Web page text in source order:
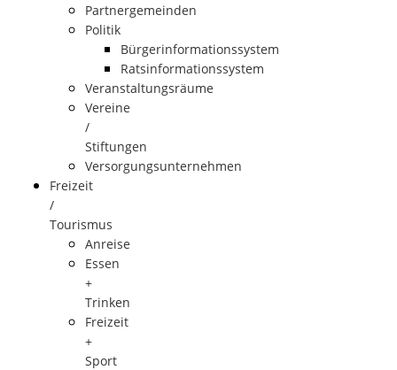
Partnergemeinden
Politik
Bürgerinformationssystem
Ratsinformationssystem
Veranstaltungsräume
Vereine
/
Stiftungen
Versorgungsunternehmen
Freizeit
/
Tourismus
Anreise
Essen
+
Trinken
Freizeit
+
Sport